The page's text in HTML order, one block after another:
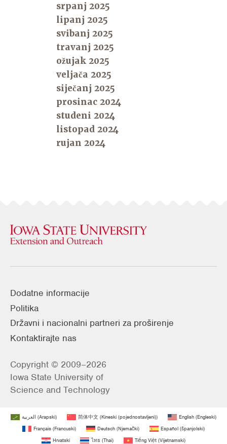
srpanj 2025
lipanj 2025
svibanj 2025
travanj 2025
ožujak 2025
veljača 2025
siječanj 2025
prosinac 2024
studeni 2024
listopad 2024
rujan 2024
Dodatne informacije
Politika
Državni i nacionalni partneri za proširenje
Kontaktirajte nas
Copyright © 2009–2026
Iowa State University of
Science and Technology
العربية (Arapski) 简体中文 (Kineski (pojednostavljeni)) English (Engleski)
Français (Francuski) Deutsch (Njemački) Español (španjolski)
Hrvatski
ไทย (Thai) Tiếng Việt (Vijetnamski)